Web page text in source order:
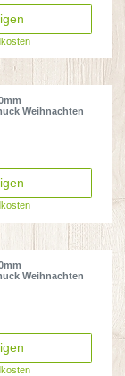
Weihnachten
Weihnachten